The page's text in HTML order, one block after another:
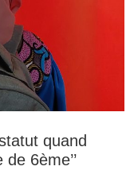
quand
6ème’’